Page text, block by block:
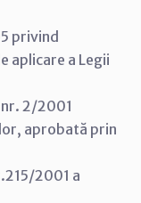
privind
aplicare a Legii
2/2001
aprobată prin
2001 a